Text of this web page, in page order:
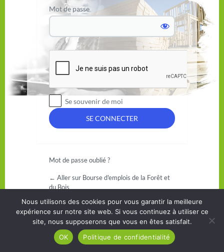
Mot de passe
Se souvenir de moi
Mot de passe oublié ?
← Aller sur Bourse d'emplois de la Forêt et
du Bois
Nous utilisons des cookies pour vous garantir la meilleure
expérience sur notre site web. Si vous continuez à utiliser ce
site, nous supposerons que vous en êtes satisfait.
OK
Politique de confidentialité